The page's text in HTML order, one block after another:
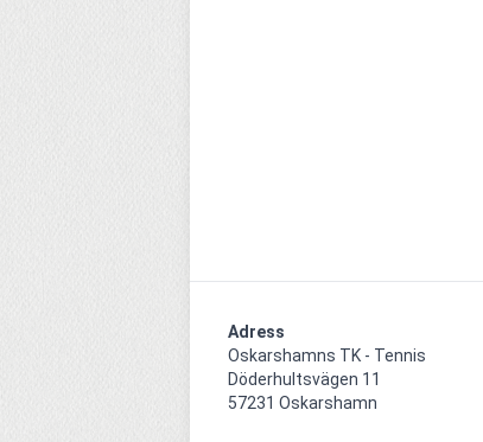
Adress
Oskarshamns TK - Tennis
Döderhultsvägen 11
57231 Oskarshamn